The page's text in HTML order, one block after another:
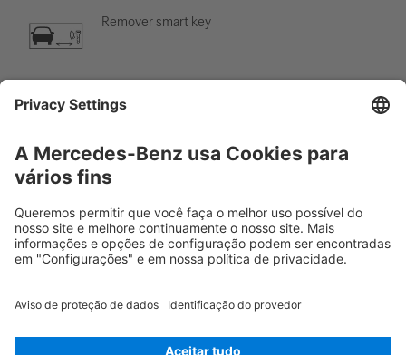
Remover smart key
Componente de ar-condicionado
Cuidado; baixa temperatura
Rescue Card Furgão Versão 07/2026 01.3 ID-Nr.: 907.633